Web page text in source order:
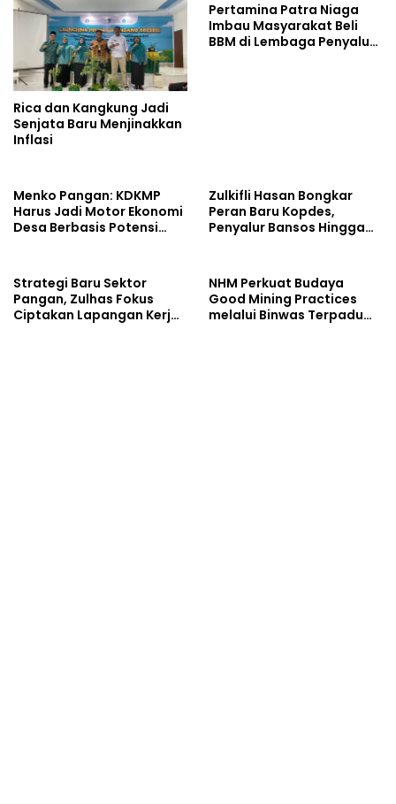
Rica dan Kangkung Jadi
Senjata Baru Menjinakkan
Inflasi
Pertamina Patra Niaga
Imbau Masyarakat Beli
BBM di Lembaga Penyalur
Menko Pangan: KDKMP
Harus Jadi Motor Ekonomi
Desa Berbasis Potensi
Perkebunan
Zulkifli Hasan Bongkar
Peran Baru Kopdes,
Penyalur Bansos Hingga
Strategi Baru Sektor
Pangan, Zulhas Fokus
Ciptakan Lapangan Kerja
NHM Perkuat Budaya
Good Mining Practices
melalui Binwas Terpadu